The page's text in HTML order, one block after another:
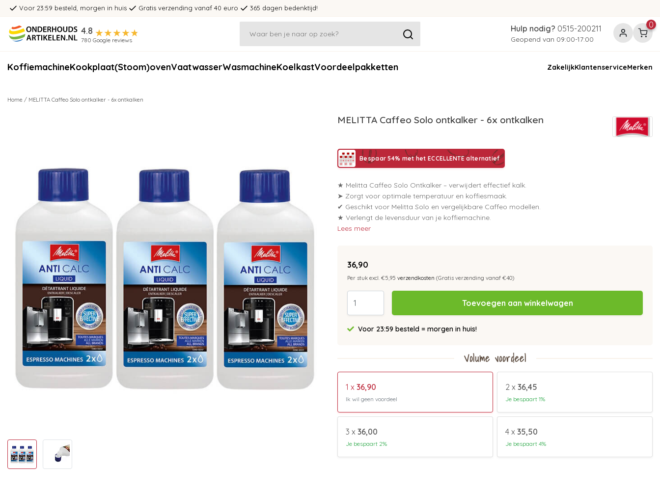
Voor 23:59 besteld, morgen in huis Gratis verzending vanaf 40 euro 365 dagen bedenktijd!
4.8
780 Google reviews
Hulp nodig? 0515-200211
Geopend van 09:00-17:00
0
KoffiemachineKookplaat(Stoom)ovenVaatwasserWasmachineKoelkastVoordeelpakketten ZakelijkKlantenserviceMerken
Home / MELITTA Caffeo Solo ontkalker - 6x ontkalken
MELITTA Caffeo Solo ontkalker - 6x ontkalken
Bespaar 54% met het ECCELLENTE alternatief
★ Melitta Caffeo Solo Ontkalker – verwijdert effectief kalk.
➤ Zorgt voor optimale temperatuur en koffiesmaak.
✔ Geschikt voor Melitta Solo en vergelijkbare Caffeo modellen.
★ Verlengt de levensduur van je koffiemachine.
Lees meer
36,90
Per stuk excl. €5,95 verzendkosten (Gratis verzending vanaf €40)
Toevoegen aan winkelwagen
Voor 23:59 besteld = morgen in huis!
Volume voordeel
1 x 36,90
Ik wil geen voordeel
2 x 36,45
Je bespaart 1%
3 x 36,00
Je bespaart 2%
4 x 35,50
Je bespaart 4%